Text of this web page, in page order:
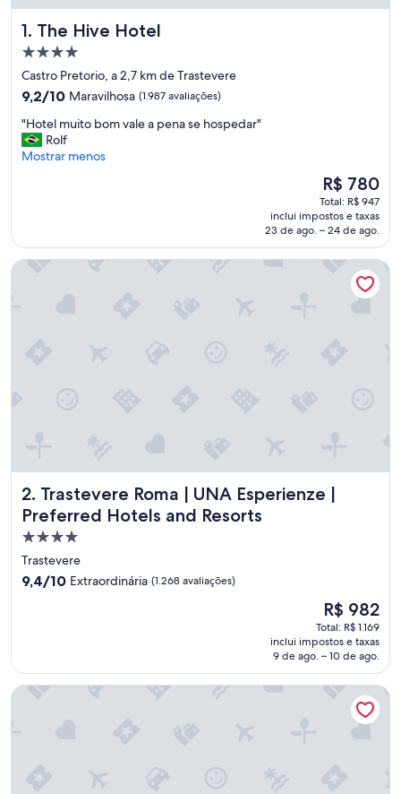
1. The Hive Hotel
The Hive Hotel
Propriedade
4.0
estrelas
Castro Pretorio, a 2,7 km de Trastevere
9.2
10,
Maravilhosa,
(1.987
9,2/10 Maravilhosa (1.987 avaliações)
"
H
o
i
a
s
e
h
o
s
p
e
"Hotel muito bom vale a pena se hospedar"
Rolf
Mostrar menos
O
preço
é
de
R$ 780
R$ 780
Total: R$ 947
inclui impostos e taxas
23 de ago. – 24 de ago.
2. Trastevere Roma | UNA Esperienze |
Preferred Hotels and Resorts
Trastevere Roma | UNA Esperienze | Preferred Hotels and
Propriedade
4.0
estrelas
Trastevere
9.4
9,4/10 Extraordinária (1.268 avaliações)
O
preço
é
de
R$ 982
R$ 982
Total: R$ 1.169
inclui impostos e taxas
9 de ago. – 10 de ago.
Trastevere Roma | UNA Esperienze | Preferred Hotels and
Massimi City Garden Hotel